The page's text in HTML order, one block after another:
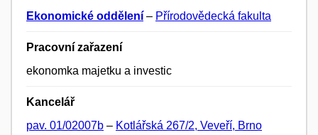
Ekonomické oddělení – Přírodovědecká fakulta
Pracovní zařazení
ekonomka majetku a investic
Kancelář
pav. 01/02007b – Kotlářská 267/2, Veveří, Brno